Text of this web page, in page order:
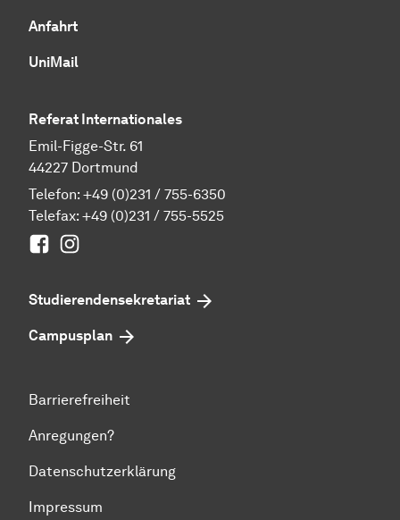
Anfahrt
UniMail
Referat Internationales
Emil-Figge-Str. 61
44227 Dortmund
Telefon: +49 (0)231 / 755-6350
Telefax: +49 (0)231 / 755-5525
Facebook
Studierenden­sekretariat
Campusplan
Barrierefreiheit
Anregungen?
Datenschutzerklärung
Impressum